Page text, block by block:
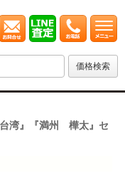
湾』『満州 樺太』セ